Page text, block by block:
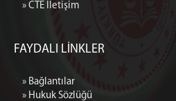
» CTE İletişim
FAYDALI LİNKLER
» Bağlantılar
» Hukuk Sözlüğü